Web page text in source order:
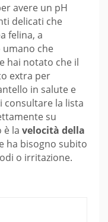
avere un pH
delicati che
felina, a
che
hai notato che il
extra per
in salute e
consultare la lista
su
è la velocità della
ha bisogno subito
o irritazione.